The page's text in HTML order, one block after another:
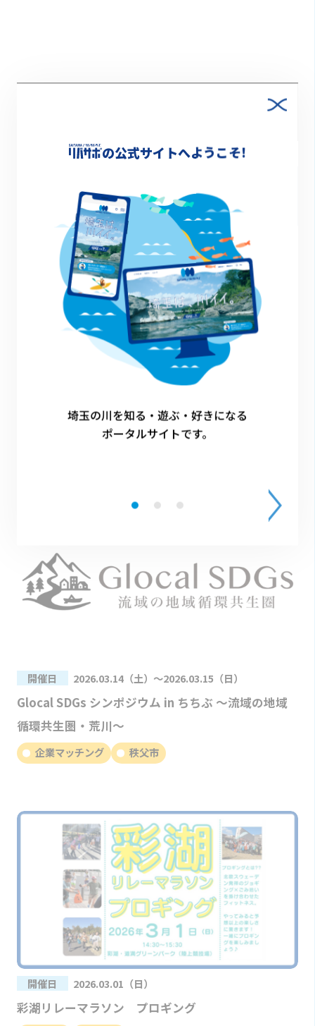
Facebookでシェア
プロギング
開催日 2026.03.14（土）～2026.03.15（日）
Glocal SDGs シンポジウム in ちちぶ 〜流域の地域
循環共生圏・荒川〜
企業マッチング 秩父市
開催日 2026.03.01（日）
彩湖リレーマラソン プロギング
の公式サイトへようこそ!
埼玉の川を知る・遊ぶ・好きになる
ポータルサイトです。